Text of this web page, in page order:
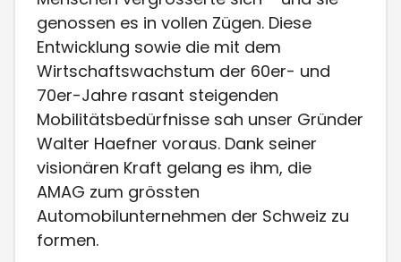
genossen es in vollen Zügen. Diese
Entwicklung sowie die mit dem
Wirtschaftswachstum der 60er- und
70er-Jahre rasant steigenden
Mobilitätsbedürfnisse sah unser Gründer
Walter Haefner voraus. Dank seiner
visionären Kraft gelang es ihm, die
AMAG zum grössten
Automobilunternehmen der Schweiz zu
formen.